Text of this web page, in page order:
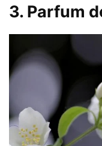
3. Parfum